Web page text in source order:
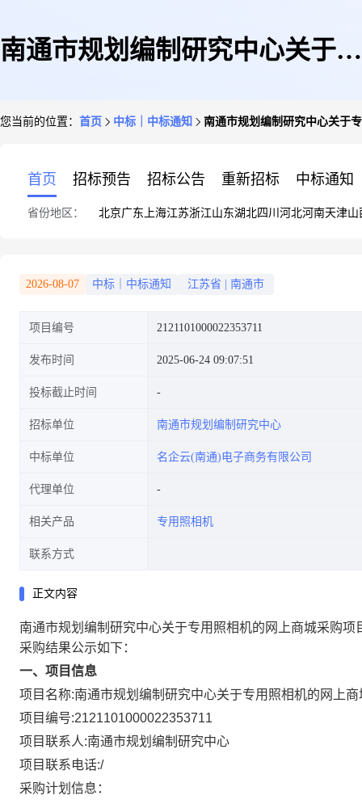
南通市规划编制研究中心关于专
您当前的位置： 首页 中标｜中标通知 南通市规划编制研究中心关于
首页 招标预告 招标公告 重新招标 中标通知
省份地区： 北京广东 上海江苏浙江山东湖北四川 河北河南天津山
2026-08-07 中标｜中标通知 江苏省 南通市
项目编号 2121101000022353711
发布时间 2025-06-24 09:07:51
投标截止时间
招标单位 南通市规划编制研究中心
中标单位 名企云(南通)电子商务有限公司
代理单位
相关产品 专用照相机
联系方式
正文内容
南通市规划编制研究中心关于专用照相机的网上商城采购项
采购结果公示如下：
一、项目信息
项目名称:南通市规划编制研究中心关于专用照相机的网上
项目编号:2121101000022353711
项目联系人:南通市规划编制研究中心
项目联系电话:/
采购计划信息：